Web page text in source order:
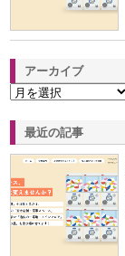
アーカイブ
最近の記事